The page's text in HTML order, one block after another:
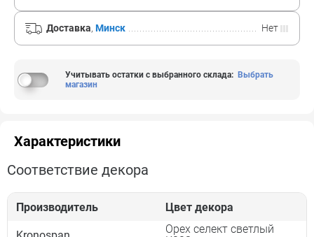
Доставка, Минск Нет
Учитывать остатки с выбранного склада: Выбрать
магазин
Характеристики
Соответствие декора
Производитель Цвет декора
Орех селект светлый